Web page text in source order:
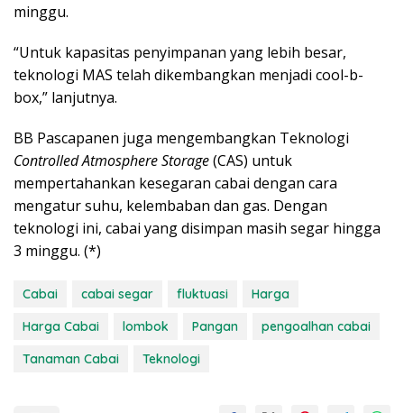
minggu.
“Untuk kapasitas penyimpanan yang lebih besar,
teknologi MAS telah dikembangkan menjadi cool-b-
box,” lanjutnya.
BB Pascapanen juga mengembangkan Teknologi
Controlled Atmosphere Storage(CAS) untuk
mempertahankan kesegaran cabai dengan cara
mengatur suhu, kelembaban dan gas. Dengan
teknologi ini, cabai yang disimpan masih segar hingga
3 minggu. (*)
Cabai cabai segar fluktuasi
Harga
Harga Cabai
lombok Pangan
pengoalhan cabai
Tanaman Cabai
Teknologi